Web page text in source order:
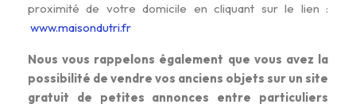
proximité de votre domicile en cliquant sur le lien :
www.maisondutri.fr
Nous vous rappelons également que vous avez la
possibilité de vendre vos anciens objets sur un site
gratuit de petites annonces entre particuliers